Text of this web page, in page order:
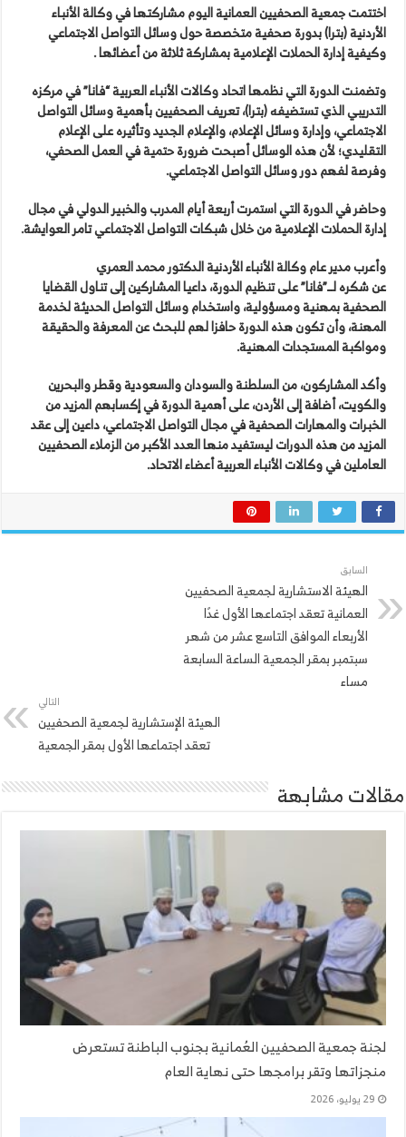
اختتمت جمعية الصحفيين العمانية اليوم مشاركتها في وكالة الأنباء
الأردنية (بترا) بدورة صحفية متخصصة حول وسائل التواصل الاجتماعي
وكيفية إدارة الحملات الإعلامية بمشاركة ثلاثة من أعضائها .
وتضمنت الدورة التي نظمها اتحاد وكالات الأنباء العربية “فانا” في مركزه
التدريبي الذي تستضيفه (بترا)، تعريف الصحفيين بأهمية وسائل التواصل
الاجتماعي، وإدارة وسائل الإعلام، والإعلام الجديد وتأثيره على الإعلام
التقليدي؛ لأن هذه الوسائل أصبحت ضرورة حتمية في العمل الصحفي،
وفرصة لفهم دور وسائل التواصل الاجتماعي.
وحاضر في الدورة التي استمرت أربعة أيام المدرب والخبير الدولي في مجال
إدارة الحملات الإعلامية من خلال شبكات التواصل الاجتماعي تامر العوايشة.
وأعرب مدير عام وكالة الأنباء الأردنية الدكتور محمد العمري
عن شكره لــ”فانا” على تنظيم الدورة، داعيا المشاركين إلى تناول القضايا
الصحفية بمهنية ومسؤولية، واستخدام وسائل التواصل الحديثة لخدمة
المهنة، وأن تكون هذه الدورة حافزا لهم للبحث عن المعرفة والحقيقة
ومواكبة المستجدات المهنية.
وأكد المشاركون، من السلطنة والسودان والسعودية وقطر والبحرين
والكويت، أضافة إلى الأردن، على أهمية الدورة في إكسابهم المزيد من
الخبرات والمهارات الصحفية في مجال التواصل الاجتماعي، داعين إلى عقد
المزيد من هذه الدورات ليستفيد منها العدد الأكبر من الزملاء الصحفيين
العاملين في وكالات الأنباء العربية أعضاء الاتحاد.
السابق
الهيئة الاستشارية لجمعية الصحفيين
العمانية تعقد اجتماعها الأول غدًا
الأربعاء الموافق التاسع عشر من شهر
سبتمبر بمقر الجمعية الساعة السابعة
مساء
التالي
الهيئة الإستشارية لجمعية الصحفيين
تعقد اجتماعها الأول بمقر الجمعية
مقالات مشابهة
لجنة جمعية الصحفيين العُمانية بجنوب الباطنة تستعرض
منجزاتها وتقر برامجها حتى نهاية العام
29 يوليو، 2026